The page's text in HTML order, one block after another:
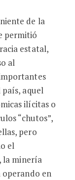
de la
permitió
estatal,
al
país, aquel
ilícitas o
“chutos”,
pero
el
la minería
en